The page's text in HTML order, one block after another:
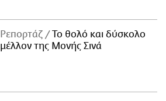
Ρεπορτάζ
Το θολό και δύσκολο
μέλλον της Μονής Σινά